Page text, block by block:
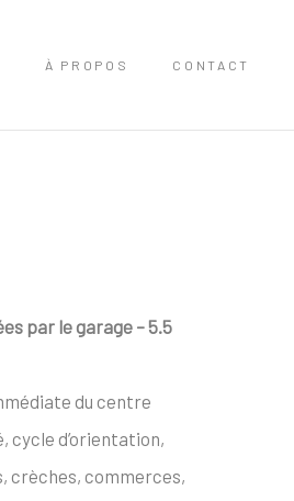
À PROPOS CONTACT
par le garage – 5.5
du centre
cycle d’orientation,
crèches, commerces,